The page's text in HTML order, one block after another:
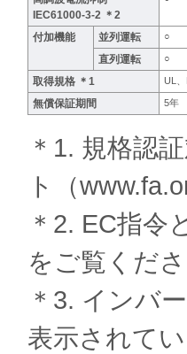
IEC61000-3-2 ＊2
付加機能 並列運転 ○
直列運転 ○
取得規格 ＊1 UL
無償保証期間 5年
＊1. 規格認
ト（
＊2. EC指令
をご覧くださ
＊3. インバ
表示されて